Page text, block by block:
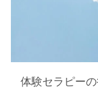
体験セラピー